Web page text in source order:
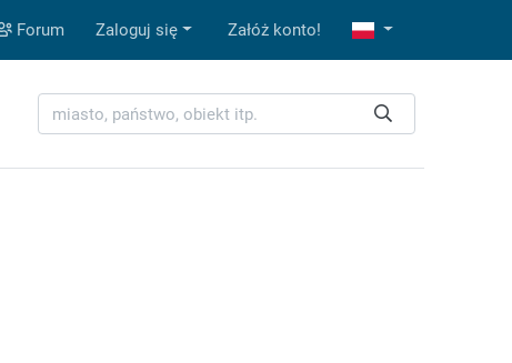
Forum Zaloguj się Załóż konto!